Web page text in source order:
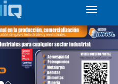
Toggle